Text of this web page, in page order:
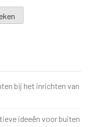
bij het inrichten van
ideeën voor buiten